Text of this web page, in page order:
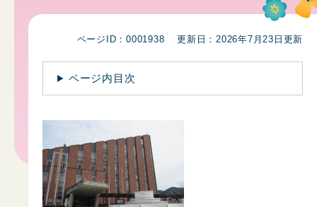
ページID：0001938 更新日：2026年7月23日更新
ページ内目次